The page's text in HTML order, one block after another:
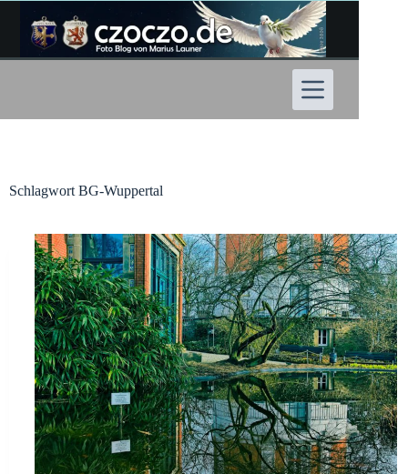
Inhalt
springen
Schlagwort BG-Wuppertal